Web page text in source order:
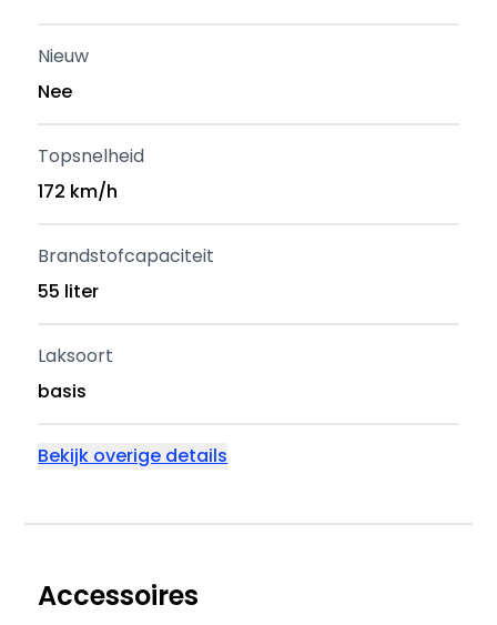
Nieuw
Nee
Topsnelheid
172 km/h
Brandstofcapaciteit
55 liter
Laksoort
basis
Bekijk overige details
Accessoires